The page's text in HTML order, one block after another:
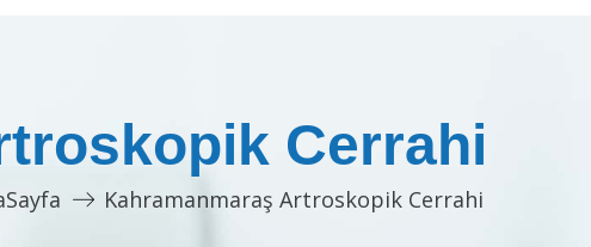
Cerrahi
Kahramanmaraş Artroskopik Cerrahi